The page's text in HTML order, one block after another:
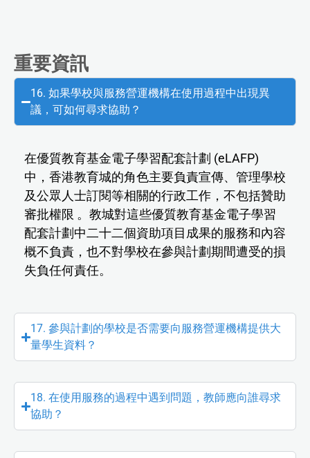
重要資訊
16. 如果學校與服務營運機構在使用過程中出現異
議，可如何尋求協助？
在優質教育基金電子學習配套計劃 (eLAFP)
中，香港教育城的角色主要負責宣傳、管理學校
及公眾人士訂閱等相關的行政工作，不包括贊助
審批權限 。教城對這些優質教育基金電子學習
配套計劃中二十二個資助項目成果的服務和內容
概不負責，也不對學校在參與計劃期間遭受的損
失負任何責任。
17. 參與計劃的學校是否需要向服務營運機構提供大
量學生資料？
18. 在使用服務的過程中遇到問題，教師應向誰尋求
協助？